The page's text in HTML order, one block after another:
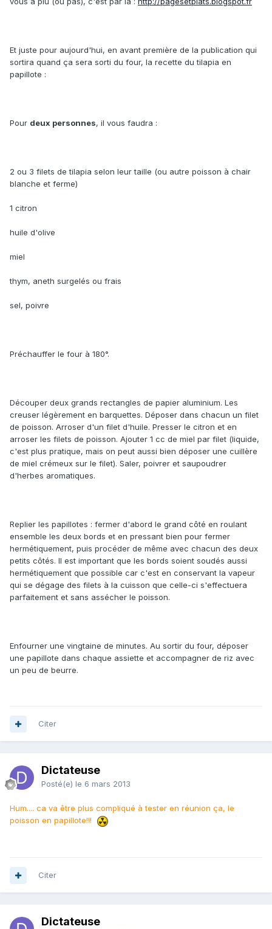
Et juste pour aujourd'hui, en avant première de la publication qui
sortira quand ça sera sorti du four, la recette du tilapia en
papillote :
Pour deux personnes, il vous faudra :
2 ou 3 filets de tilapia selon leur taille (ou autre poisson à chair
blanche et ferme)
1 citron
huile d'olive
miel
thym, aneth surgelés ou frais
sel, poivre
Préchauffer le four à 180°.
Découper deux grands rectangles de papier aluminium. Les
creuser légèrement en barquettes. Déposer dans chacun un filet
de poisson. Arroser d'un filet d'huile. Presser le citron et en
arroser les filets de poisson. Ajouter 1 cc de miel par filet (liquide,
c'est plus pratique, mais on peut aussi bien déposer une cuillère
de miel crémeux sur le filet). Saler, poivrer et saupoudrer
d'herbes aromatiques.
Replier les papillotes : fermer d'abord le grand côté en roulant
ensemble les deux bords et en pressant bien pour fermer
hermétiquement, puis procéder de même avec chacun des deux
petits côtés. Il est important que les bords soient soudés aussi
hermétiquement que possible car c'est en conservant la vapeur
qui se dégage des filets à la cuisson que celle-ci s'effectuera
parfaitement et sans assécher le poisson.
Enfourner une vingtaine de minutes. Au sortir du four, déposer
une papillote dans chaque assiette et accompagner de riz avec
un peu de beurre.
Citer
Dictateuse
Posté(e) le 6 mars 2013
Hum.... ca va être plus compliqué à tester en réunion ça, le
poisson en papillote!!!
Citer
Dictateuse